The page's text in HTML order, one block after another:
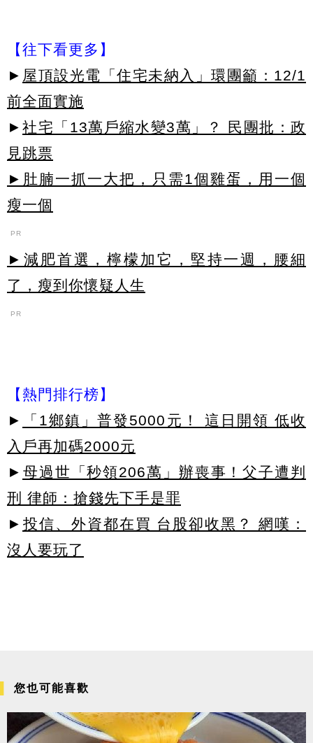
【往下看更多】
► 屋頂設光電「住宅未納入」環團籲：12/1
前全面實施
► 社宅「13萬戶縮水變3萬」？ 民團批：政
見跳票
►肚腩一抓一大把，只需1個雞蛋，用一個
瘦一個
PR
►減肥首選，檸檬加它，堅持一週，腰細
了，瘦到你懷疑人生
PR
【熱門排行榜】
►
「1鄉鎮」普發5000元！ 這日開領 低收
入戶再加碼2000元
► 母過世「秒領206萬」辦喪事！父子遭判
刑 律師：搶錢先下手是罪
► 投信、外資都在買 台股卻收黑？ 網嘆：
沒人要玩了
您也可能喜歡